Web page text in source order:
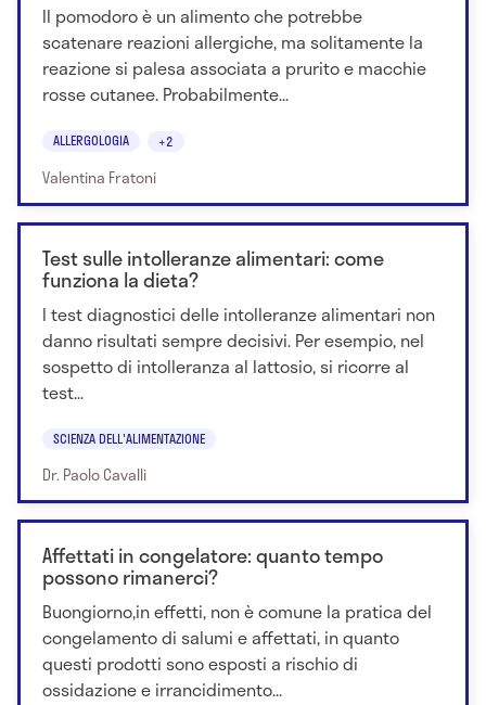
Il pomodoro è un alimento che potrebbe
scatenare reazioni allergiche, ma solitamente la
reazione si palesa associata a prurito e macchie
rosse cutanee. Probabilmente...
ALLERGOLOGIA +2
Valentina Fratoni
Test sulle intolleranze alimentari: come
funziona la dieta?
I test diagnostici delle intolleranze alimentari non
danno risultati sempre decisivi. Per esempio, nel
sospetto di intolleranza al lattosio, si ricorre al
test...
SCIENZA DELL'ALIMENTAZIONE
Dr. Paolo Cavalli
Affettati in congelatore: quanto tempo
possono rimanerci?
Buongiorno,in effetti, non è comune la pratica del
congelamento di salumi e affettati, in quanto
questi prodotti sono esposti a rischio di
ossidazione e irrancidimento...